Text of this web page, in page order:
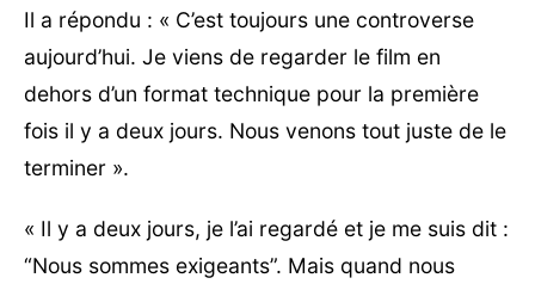
Il a répondu : « C’est toujours une controverse
aujourd’hui. Je viens de regarder le film en
dehors d’un format technique pour la première
fois il y a deux jours. Nous venons tout juste de le
terminer ».
« Il y a deux jours, je l’ai regardé et je me suis dit :
“Nous sommes exigeants”. Mais quand nous